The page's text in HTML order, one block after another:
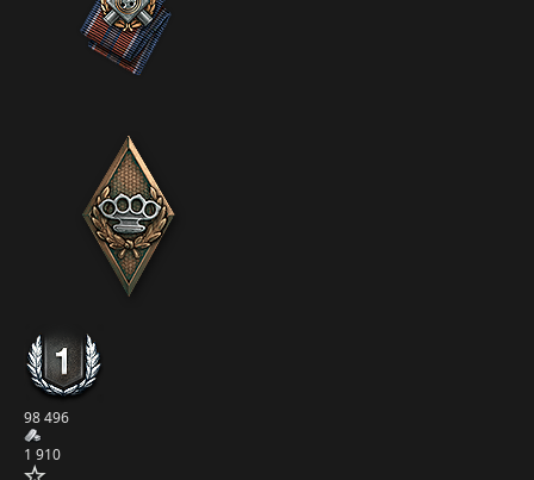
98 496
1 910